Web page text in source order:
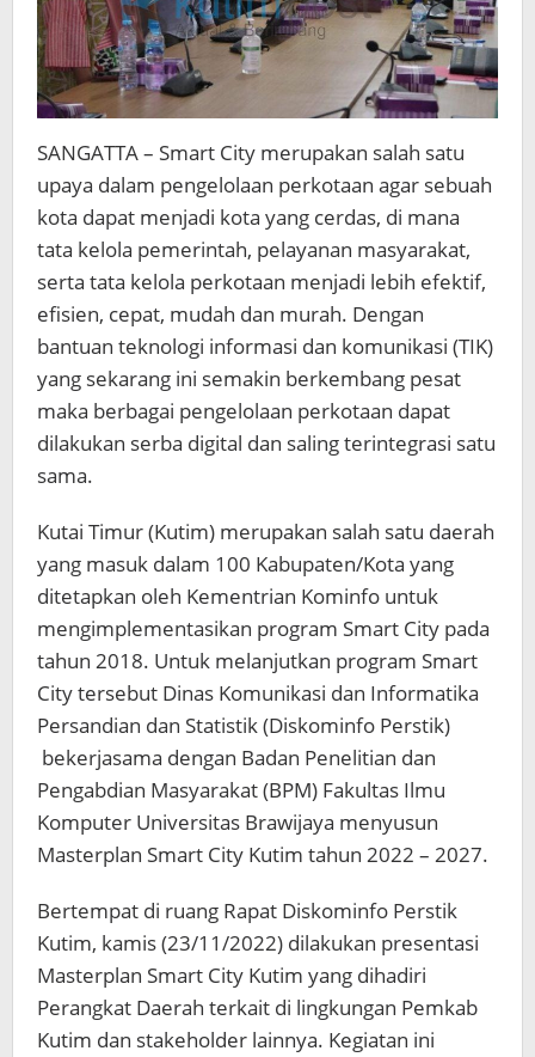
SANGATTA – Smart City merupakan salah satu
upaya dalam pengelolaan perkotaan agar sebuah
kota dapat menjadi kota yang cerdas, di mana
tata kelola pemerintah, pelayanan masyarakat,
serta tata kelola perkotaan menjadi lebih efektif,
efisien, cepat, mudah dan murah. Dengan
bantuan teknologi informasi dan komunikasi (TIK)
yang sekarang ini semakin berkembang pesat
maka berbagai pengelolaan perkotaan dapat
dilakukan serba digital dan saling terintegrasi satu
sama.
Kutai Timur (Kutim) merupakan salah satu daerah
yang masuk dalam 100 Kabupaten/Kota yang
ditetapkan oleh Kementrian Kominfo untuk
mengimplementasikan program Smart City pada
tahun 2018. Untuk melanjutkan program Smart
City tersebut Dinas Komunikasi dan Informatika
Persandian dan Statistik (Diskominfo Perstik)
bekerjasama dengan Badan Penelitian dan
Pengabdian Masyarakat (BPM) Fakultas Ilmu
Komputer Universitas Brawijaya menyusun
Masterplan Smart City Kutim tahun 2022 – 2027.
Bertempat di ruang Rapat Diskominfo Perstik
Kutim, kamis (23/11/2022) dilakukan presentasi
Masterplan Smart City Kutim yang dihadiri
Perangkat Daerah terkait di lingkungan Pemkab
Kutim dan stakeholder lainnya. Kegiatan ini